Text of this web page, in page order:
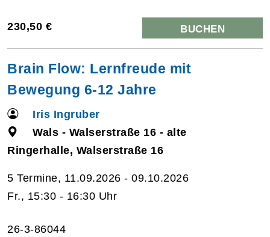
230,50 € BUCHEN
Brain Flow: Lernfreude mit
Bewegung 6-12 Jahre
Iris Ingruber
Wals - Walserstraße 16 - alte
Ringerhalle, Walserstraße 16
5 Termine, 11.09.2026 - 09.10.2026
Fr., 15:30 - 16:30 Uhr
26-3-86044